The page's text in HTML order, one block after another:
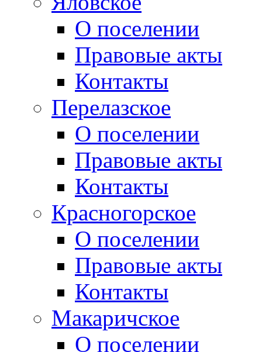
О поселении
Правовые акты
Контакты
Перелазское
О поселении
Правовые акты
Контакты
Красногорское
О поселении
Правовые акты
Контакты
Макаричское
О поселении